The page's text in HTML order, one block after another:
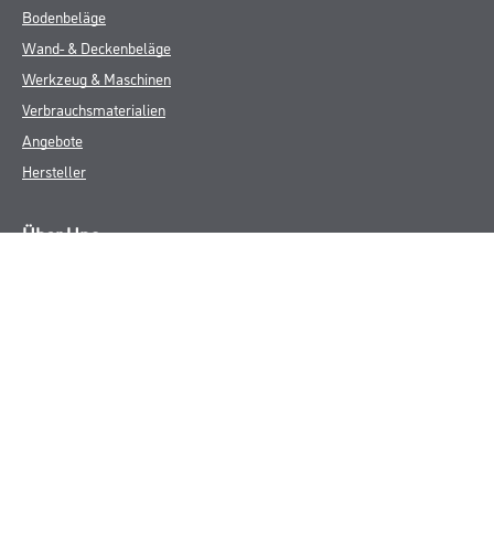
Bodenbeläge
Wand- & Deckenbeläge
Werkzeug & Maschinen
Verbrauchsmaterialien
Angebote
Hersteller
Über Uns